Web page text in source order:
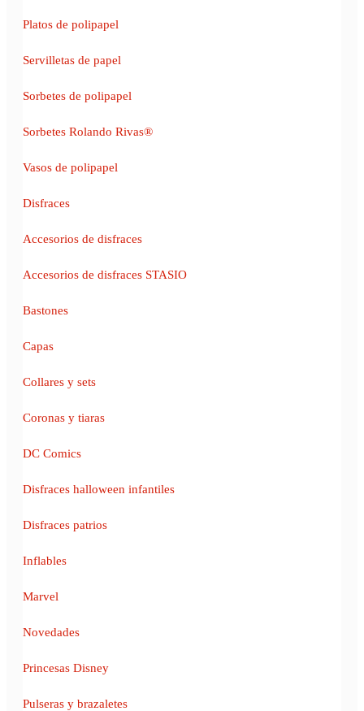
Platos de polipapel
Servilletas de papel
Sorbetes de polipapel
Sorbetes Rolando Rivas®
Vasos de polipapel
Disfraces
Accesorios de disfraces
Accesorios de disfraces STASIO
Bastones
Capas
Collares y sets
Coronas y tiaras
DC Comics
Disfraces halloween infantiles
Disfraces patrios
Inflables
Marvel
Novedades
Princesas Disney
Pulseras y brazaletes